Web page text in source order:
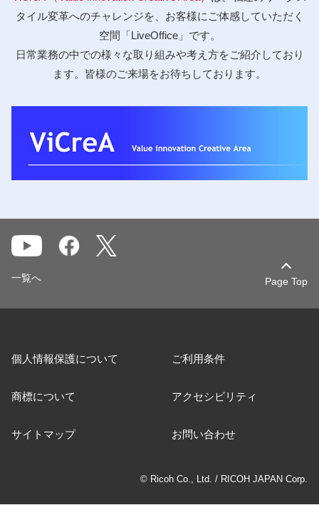
タイル変革へのチャレンジを、お客様にご体感していただく
空間「LiveOffice」です。
日常業務の中での様々な取り組みや考え方をご紹介しており
ます。皆様のご来場をお待ちしております。
Page Top
一覧へ
個人情報保護について ご利用条件
商標について アクセシビリティ
サイトマップ お問い合わせ
© Ricoh Co., Ltd. / RICOH JAPAN Corp.